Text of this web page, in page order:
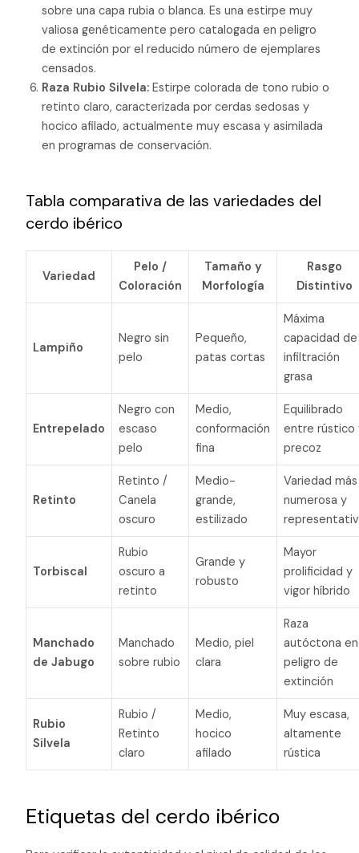
sobre una capa rubia o blanca. Es una estirpe muy
valiosa genéticamente pero catalogada en peligro
de extinción por el reducido número de ejemplares
censados.
Raza Rubio Silvela: Estirpe colorada de tono rubio o
retinto claro, caracterizada por cerdas sedosas y
hocico afilado, actualmente muy escasa y asimilada
en programas de conservación.
Tabla comparativa de las variedades del
cerdo ibérico
Variedad
Pelo /
Coloración
Tamaño y
Morfología
Rasgo
Distintivo
Lampiño
Negro sin
pelo
Pequeño,
patas cortas
Máxima
capacidad de
infiltración
grasa
Entrepelado
Negro con
escaso
pelo
Medio,
conformación
fina
Equilibrado
entre rústico
precoz
Retinto
Retinto /
Canela
oscuro
Medio-
grande,
estilizado
Variedad más
numerosa y
Torbiscal
Rubio
oscuro a
retinto
Grande y
robusto
Mayor
prolificidad y
vigor híbrido
Manchado
de Jabugo
Manchado
sobre rubio
Medio, piel
clara
Raza
autóctona en
peligro de
extinción
Rubio
Silvela
Rubio /
Retinto
claro
Medio,
hocico
afilado
Muy escasa,
altamente
rústica
Etiquetas del cerdo ibérico